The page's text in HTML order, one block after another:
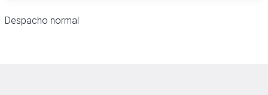
Despacho normal